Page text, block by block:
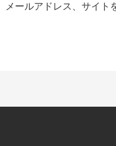
ールアドレス、サイト